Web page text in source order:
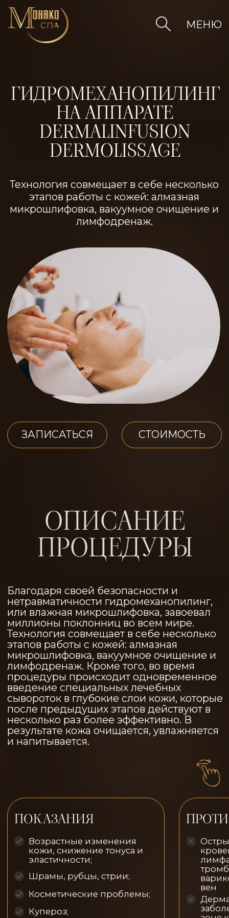
МЕНЮ
DERMALINFUSION
DERMOLISSAGE
Технология совмещает в себе несколько
этапов работы с кожей: алмазная
микрошлифовка, вакуумное очищение и
лимфодренаж.
ЗАПИСАТЬСЯ СТОИМОСТЬ
ОПИСАНИЕ
ПРОЦЕДУРЫ
Благодаря своей безопасности и
нетравматичности гидромеханопилинг,
или влажная микрошлифовка, завоевал
миллионы поклонниц во всем мире.
несколько раз более эффективно. В
результате кожа очищается, увлажняется
и напитывается.
Острые воспаления
кровеносных и
лимфатических сосудов,
тромбозы, выраженное
варикозное расширение
вен
Возрастные изменения
кожи, снижение тонуса и
эластичности;
Дерматологические
заболевания, инфекция в
зоне коррекции;
Солнечные, термические
ожоги в зоне проведения
процедуры;
Купероз;
Механические
повреждения кожи
Акне, постакне.
Дерматологические
заболевания, инфекция в
зоне коррекции;
Онкологические и
аутоиммунные
лимфатических узлов;
Склонность к
келоидных рубцов;
Шрамы, рубцы, стрии;
Косметические проблемы;
ПОКАЗАНИЯ
СТОИМОСТЬ